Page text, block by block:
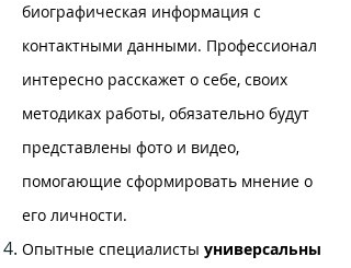
биографическая информация с
контактными данными. Профессионал
интересно расскажет о себе, своих
методиках работы, обязательно будут
представлены фото и видео,
помогающие сформировать мнение о
его личности.
Опытные специалисты универсальны